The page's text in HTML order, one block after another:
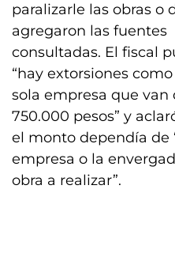
paralizarle las obras o
agregaron las fuentes
consultadas. El fiscal
“hay extorsiones
sola empresa que van
750.000 pesos” y
el monto dependía de
empresa o la
obra a realizar”.